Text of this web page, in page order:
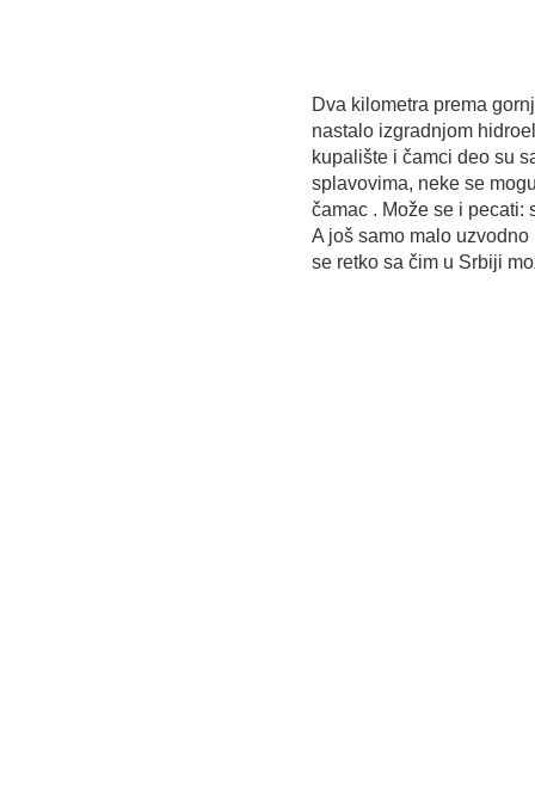
Dva kilometra prema
nastalo izgradnjom
kupalište i čamci deo su
splavovima, neke se
čamac . Može se i pecati:
A još samo malo
se retko sa čim u Srbiji